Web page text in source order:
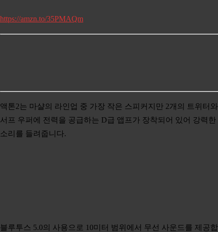
https://amzn.to/35PMAQm
액톤2는 마샬의 라인업 중 가장 작은 스피커지만 2개의 트위터와
서프 우퍼에 전력을 공급하는 D급 앱프가 장착되어 있어 강력한
소리를 들려줍니다.
블루투스 5.0의 사용으로 10미터 범위에서 무선 사운드를 제공합